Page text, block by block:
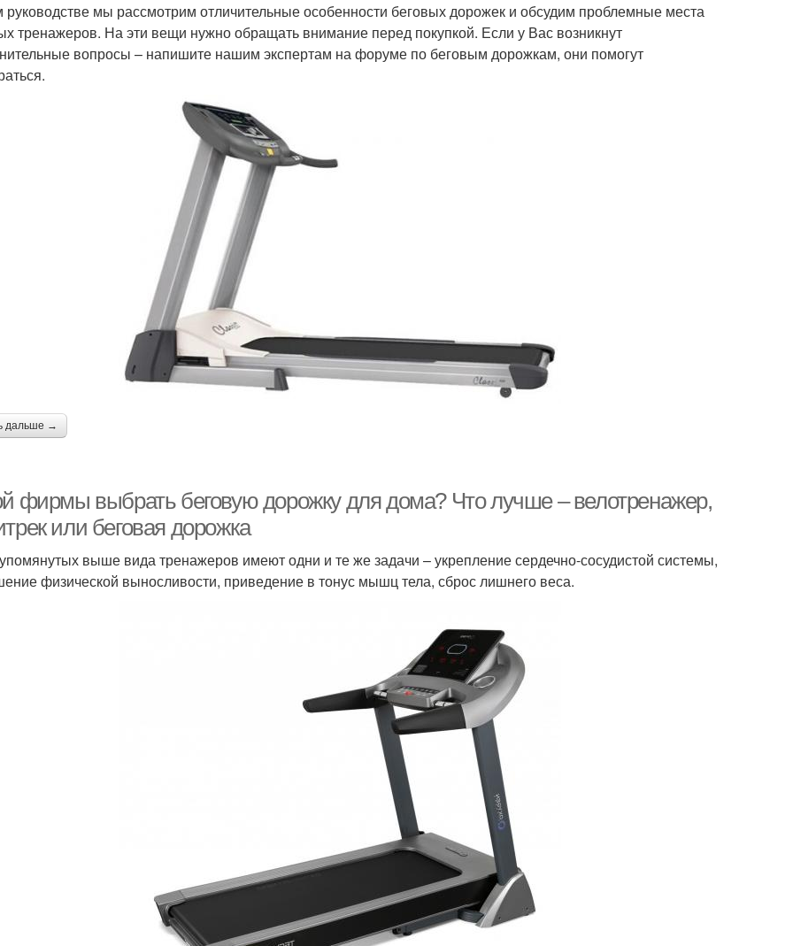
руководстве мы рассмотрим отличительные особенности беговых дорожек и обсудим проблемные места
тренажеров. На эти вещи нужно обращать внимание перед покупкой. Если у Вас возникнут
вопросы – напишите нашим экспертам на форуме по беговым дорожкам, они помогут
дальше →
фирмы выбрать беговую дорожку для дома? Что лучше – велотренажер,
или беговая дорожка
выше вида тренажеров имеют одни и те же задачи – укрепление сердечно-сосудистой системы,
физической выносливости, приведение в тонус мышц тела, сброс лишнего веса.